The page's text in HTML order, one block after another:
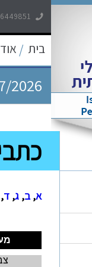
בית /
2026
2026
2026
2026
2026
א,ב, ג, ד,